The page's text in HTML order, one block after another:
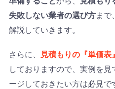
失敗しない業者の選び方まで
解説していきます。
さらに、 見積もりの『単価表
しておりますので、実例を
ージしておきたい方は必見で